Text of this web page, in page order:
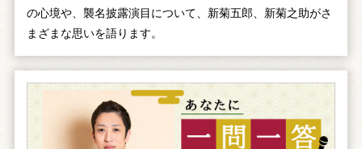
の心境や、襲名披露演目について、新菊五郎、新菊之助がさ
まざまな思いを語ります。